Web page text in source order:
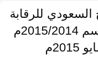
للرقابة
على المنشطات للموسم 2015/2014م